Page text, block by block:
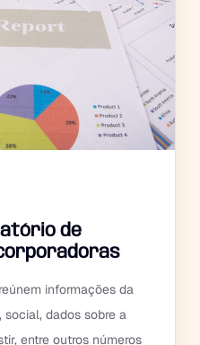
de
informações da
dados sobre a
entre outros números